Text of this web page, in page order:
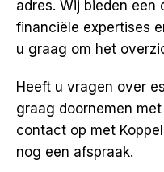
adres. Wij bieden
financiële expertises
u graag om het
Heeft u vragen over
graag doornemen
contact op met
nog een afspraak.